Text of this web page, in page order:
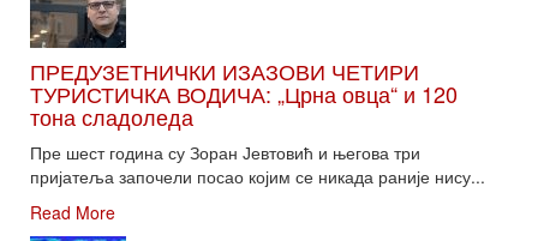
ПРЕДУЗЕТНИЧКИ ИЗАЗОВИ ЧЕТИРИ
ТУРИСТИЧКА ВОДИЧА: „Црна овца“ и 120
тона сладоледа
Пре шест година су Зоран Јевтовић и његова три
пријатеља започели посао којим се никада раније нису...
Read More